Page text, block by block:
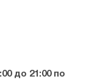
до 21:00 по